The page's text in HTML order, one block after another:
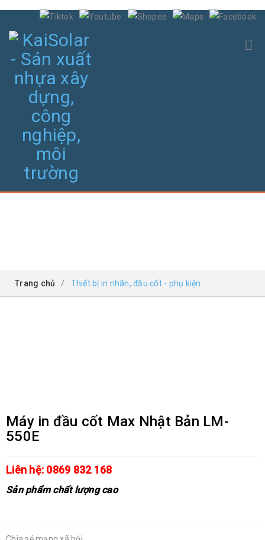
Trang chủ / Thiết bị in nhãn, đầu cốt - phụ kiện
Máy in đầu cốt Max Nhật Bản LM-
550E
Liên hệ: 0869 832 168
Sản phẩm chất lượng cao